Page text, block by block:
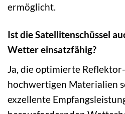
ermöglicht.
Ist die Satellitenschüssel
Wetter einsatzfähig?
Ja, die optimierte
hochwertigen Materialien
exzellente